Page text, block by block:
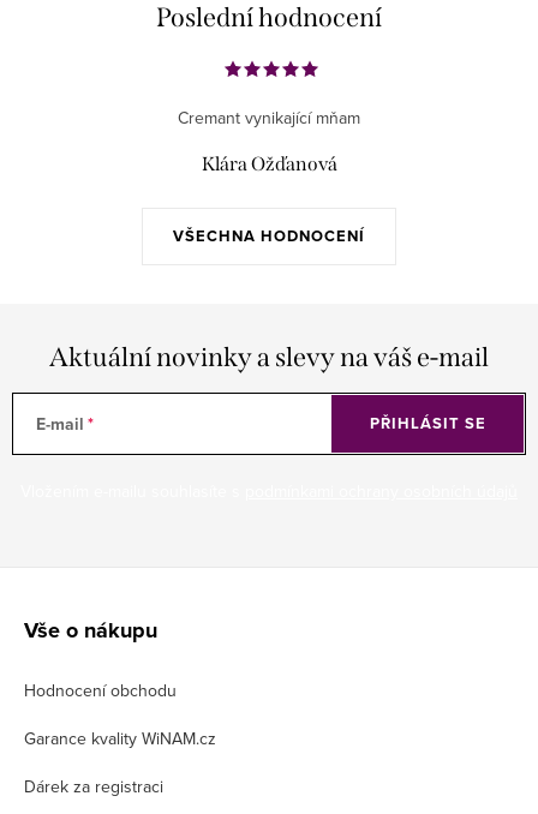
Poslední hodnocení
VŠECHNA HODNOCENÍ
Cremant vynikající mňam
Klára Ožďanová
Aktuální novinky a slevy na váš e-mail
E-mail PŘIHLÁSIT SE
Vše o nákupu
Hodnocení obchodu
Garance kvality WiNAM.cz
Dárek za registraci